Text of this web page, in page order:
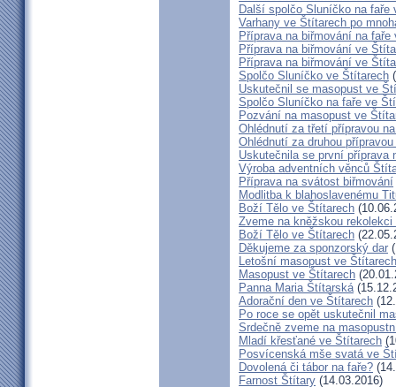
Další spolčo Sluníčko na faře
Varhany ve Štítarech po
Příprava na biřmování na
Příprava na biřmování ve
Příprava na biřmování ve
Spolčo Sluníčko ve Štítarech
Uskutečnil se masopust ve
Spolčo Sluníčko na faře ve
Pozvání na masopust ve
Ohlédnutí za třetí přípravou
Ohlédnutí za druhou
Uskutečnila se první příprava
Výroba adventních věnců
Příprava na svátost biřmování
Modlitba k blahoslavenému
Boží Tělo ve Štítarech
Zveme na kněžskou
Boží Tělo ve Štítarech
Děkujeme za sponzorský dar
Letošní masopust ve
Masopust ve Štítarech
Panna Maria Štítarská
Adorační den ve Štítarech
Po roce se opět uskutečnil
Srdečně zveme na
Mladí křesťané ve Štítarech
Posvícenská mše svatá ve
Dovolená či tábor na faře?
Farnost Štítary (14.03.2016)